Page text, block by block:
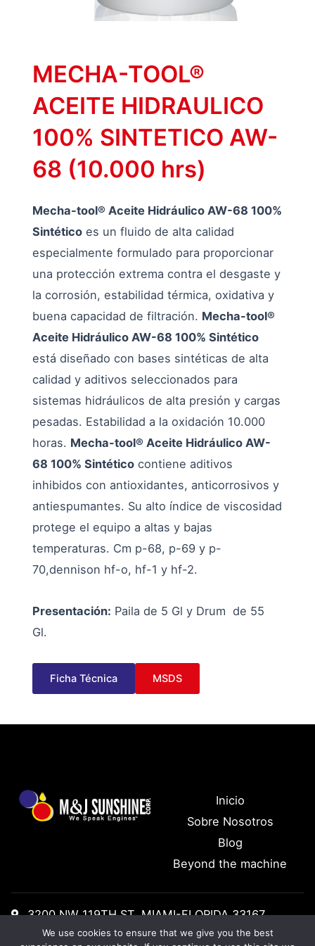
MECHA-TOOL®
ACEITE HIDRAULICO
100% SINTETICO AW-
68 (10.000 hrs)
Mecha-tool® Aceite Hidráulico AW-68 100%
Sintético es un fluido de alta calidad
especialmente formulado para proporcionar
una protección extrema contra el desgaste y
la corrosión, estabilidad térmica, oxidativa y
buena capacidad de filtración. Mecha-tool®
Aceite Hidráulico AW-68 100% Sintético
está diseñado con bases sintéticas de alta
calidad y aditivos seleccionados para
sistemas hidráulicos de alta presión y cargas
pesadas. Estabilidad a la oxidación 10.000
horas. Mecha-tool® Aceite Hidráulico AW-
68 100% Sintético contiene aditivos
inhibidos con antioxidantes, anticorrosivos y
antiespumantes. Su alto índice de viscosidad
protege el equipo a altas y bajas
temperaturas. Cm p-68, p-69 y p-
70,dennison hf-o, hf-1 y hf-2.
Presentación: Paila de 5 Gl y Drum de 55
Gl.
Ficha Técnica MSDS
Inicio
Sobre Nosotros
Blog
Beyond the machine
3200 NW 119TH ST, MIAMI-FLORIDA 33167
Tel: +1 (305) 888 1155
We use cookies to ensure that we give you the best